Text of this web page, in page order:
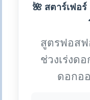
🌺 สตาร์เฟอร์
สูตรฟอสฟ
ช่วงเร่งด
ดอกอ